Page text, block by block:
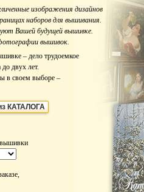
изображения дизайнов
наборов для вышивания.
Вашей будущей вышивке.
вышивок.
– дело трудоемкое
двух лет.
в своем выборе –
КАТАЛОГА